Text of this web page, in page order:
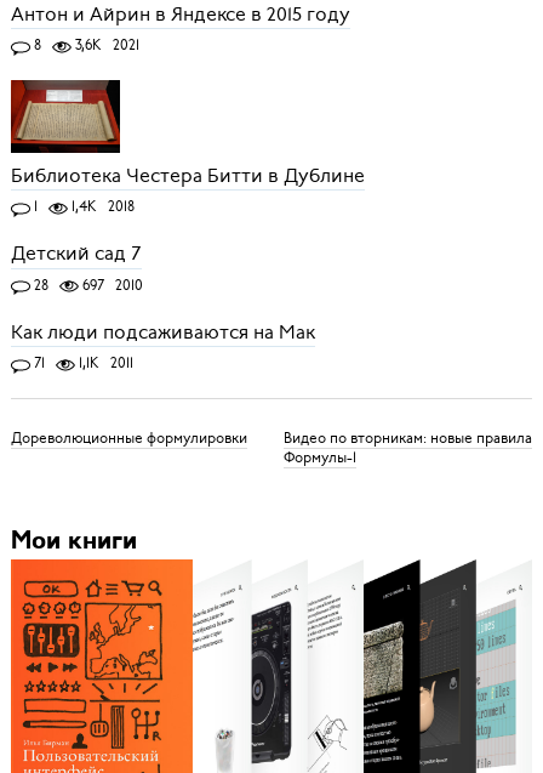
Антон и Айрин в Яндексе в 2015 году
8 3,6K 2021
Библиотека Честера Битти в Дублине
1 1,4K 2018
Детский сад 7
28 697 2010
Как люди подсаживаются на Мак
71 1,1K 2011
Дореволюционные формулировки
Видео по вторникам: новые правила
Формулы-1
Мои книги